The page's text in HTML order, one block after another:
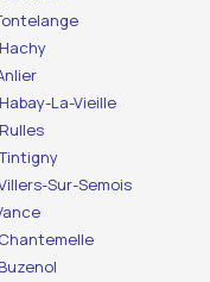
La-Vieille
Sur-Semois